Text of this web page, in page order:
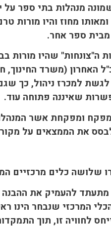
מנהלות בתי ספר על
ומאותו מחוז והיו מורות
ספר אחר.
ה"צונחות" שהיו מורות
למכרז ניהול, כך
שאיננה פתוחה עוד.
מפקח ומפקחת אשר
את הממצאים על
שלושה כלים מרכזיים
להעמיק את ההבנה
המרכזי שנבחר הינו
לחוויה זו, תוך התמקדות